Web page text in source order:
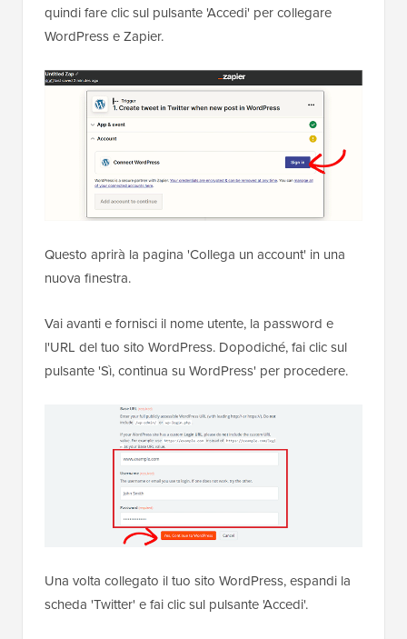
quindi fare clic sul pulsante 'Accedi' per collegare
WordPress e Zapier.
Questo aprirà la pagina 'Collega un account' in una
nuova finestra.
Vai avanti e fornisci il nome utente, la password e
l'URL del tuo sito WordPress. Dopodiché, fai clic sul
pulsante 'Sì, continua su WordPress' per procedere.
Una volta collegato il tuo sito WordPress, espandi la
scheda 'Twitter' e fai clic sul pulsante 'Accedi'.